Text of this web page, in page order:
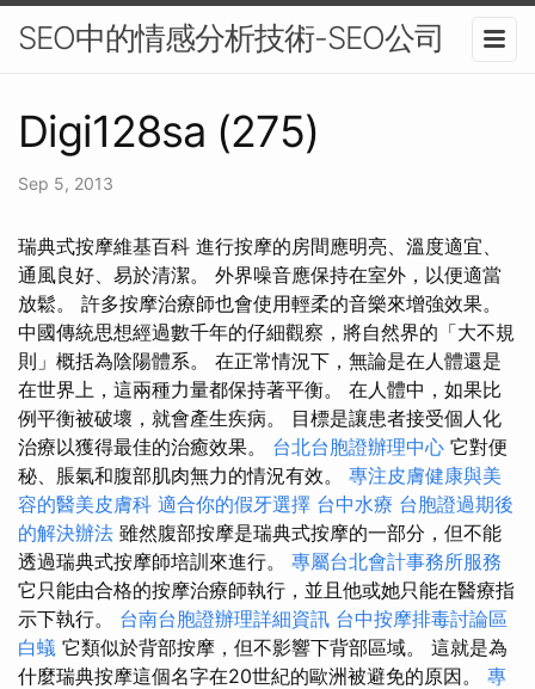
SEO中的情感分析技術-SEO公司
Digi128sa (275)
Sep 5, 2013
瑞典式按摩維基百科 進行按摩的房間應明亮、溫度適宜、
通風良好、易於清潔。 外界噪音應保持在室外，以便適當
放鬆。 許多按摩治療師也會使用輕柔的音樂來增強效果。
中國傳統思想經過數千年的仔細觀察，將自然界的「大不規
則」概括為陰陽體系。 在正常情況下，無論是在人體還是
在世界上，這兩種力量都保持著平衡。 在人體中，如果比
例平衡被破壞，就會產生疾病。 目標是讓患者接受個人化
治療以獲得最佳的治癒效果。 台北台胞證辦理中心 它對便
秘、脹氣和腹部肌肉無力的情況有效。 專注皮膚健康與美
容的醫美皮膚科 適合你的假牙選擇 台中水療 台胞證過期後
的解決辦法 雖然腹部按摩是瑞典式按摩的一部分，但不能
透過瑞典式按摩師培訓來進行。 專屬台北會計事務所服務
它只能由合格的按摩治療師執行，並且他或她只能在醫療指
示下執行。 台南台胞證辦理詳細資訊 台中按摩排毒討論區
白蟻 它類似於背部按摩，但不影響下背部區域。 這就是為
什麼瑞典按摩這個名字在20世紀的歐洲被避免的原因。 專